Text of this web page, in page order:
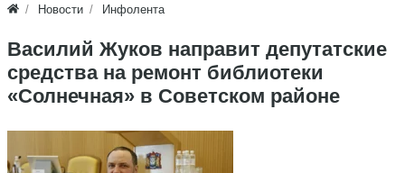
Новости Инфолента
Василий Жуков направит депутатские
средства на ремонт библиотеки
«Солнечная» в Советском районе